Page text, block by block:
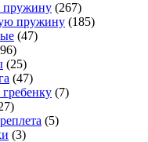
пружину (267)
пружину (185)
(47)
(25)
(47)
(7)
(5)
(3)